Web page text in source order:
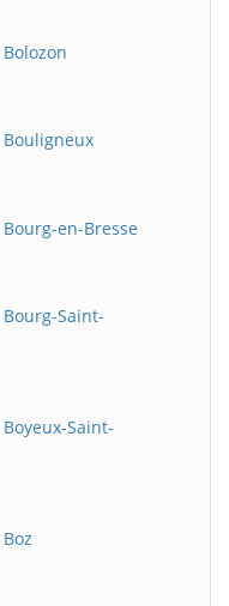
en-Bresse
Saint-
Saint-